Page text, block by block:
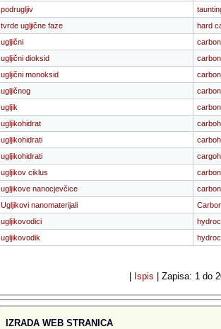
podrugljiv
tvrde ugljične faze
hard
ugljični
carbon
ugljični dioksid
ugljični monoksid
ugljičnog
carbon
ugljik
carbon
ugljikohidrat
ugljikohidrati
ugljikohidrati
ugljikov ciklus
ugljikove nanocjevčice
Ugljikovi nanomaterijali
ugljikovodici
ugljikovodik
Ispis | Zapisa: 1 do
IZRADA WEB STRANICA